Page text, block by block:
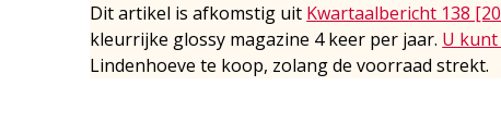
Dit artikel is afkomstig uit Kwartaalbericht 138
kleurrijke glossy magazine 4 keer per jaar. U
Lindenhoeve te koop, zolang de voorraad strekt.